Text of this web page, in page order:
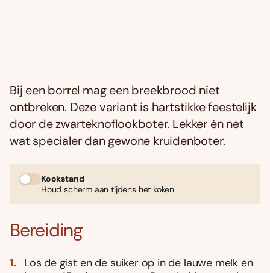
Bij een borrel mag een breekbrood niet
ontbreken. Deze variant is hartstikke feestelijk
door de zwarteknoflookboter. Lekker én net
wat specialer dan gewone kruidenboter.
Kookstand
Houd scherm aan tijdens het koken
Bereiding
Los de gist en de suiker op in de lauwe melk en